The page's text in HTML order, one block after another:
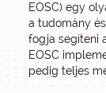
EOSC) egy
a tudomány
fogja segíteni
EOSC
pedig teljes